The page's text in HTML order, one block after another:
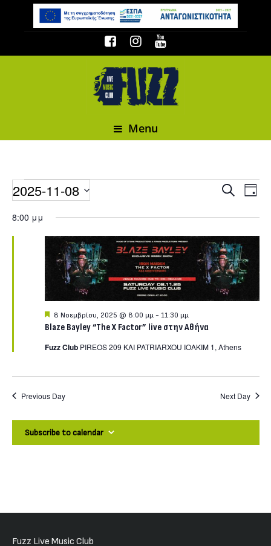
Menu
Events
for
Νοεμβρίου,
2025
Search
Day
2025-11-08
8:00 μμ
Blaze Bayley “The X Factor” live στην Αθήνα
Featured
8 Νοεμβρίου, 2025 @ 8:00 μμ- 11:30 μμ
Fuzz Club PIREOS 209 KAI PATRIARXOU IOAKIM 1, Athens
Previous Day Next Day
Subscribe to calendar
Fuzz Live Music Club